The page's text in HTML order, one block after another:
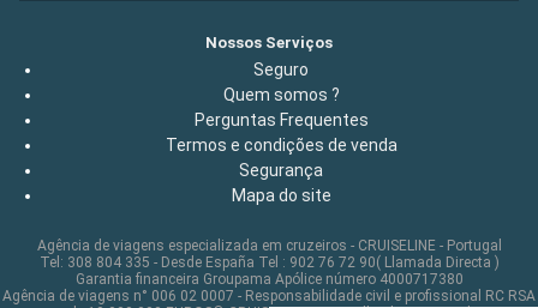
Nossos Serviços
Seguro
Quem somos ?
Perguntas Frequentes
Termos e condições de venda
Segurança
Mapa do site
Agência de viagens especializada em cruzeiros - CRUISELINE - Portugal
Tel: 308 804 335 - Desde España Tel : 902 76 72 90( Llamada Directa )
Garantia financeira Groupama Apólice número 4000717380
Agência de viagens n° 006 02 0007 - Responsabilidade civil e profissional RC RSA